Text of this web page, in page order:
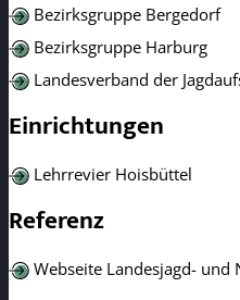
Bezirksgruppe Bergedorf
Bezirksgruppe Harburg
Landesverband der
Einrichtungen
Lehrrevier Hoisbüttel
Referenz
Webseite Landesjagd-